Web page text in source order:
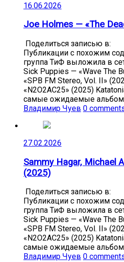
16.06.2026
Joe Holmes — «The
Поделиться записью в:
Публикации с похожим
группа ТиФ выложила в
Sick Puppies — «Wave The
«SPB FM Stereo, Vol. II»
«N2O2AC25» (2025)
самые ожидаемые
Владимир Чуев 0
27.02.2026
Sammy Hagar, Michael
(2025)
Поделиться записью в:
Публикации с похожим
группа ТиФ выложила в
Sick Puppies — «Wave The
«SPB FM Stereo, Vol. II»
«N2O2AC25» (2025)
самые ожидаемые
Владимир Чуев 0